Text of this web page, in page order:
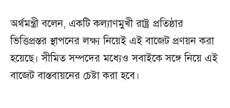
অর্থমন্ত্রী বলেন, একটি কল্যাণমুখী রাষ্ট্র প্রতিষ্ঠার
ভিত্তিপ্রস্তর স্থাপনের লক্ষ্য নিয়েই এই বাজেট প্রণয়ন করা
হয়েছে। সীমিত সম্পদের মধ্যেও সবাইকে সঙ্গে নিয়ে এই
বাজেট বাস্তবায়নের চেষ্টা করা হবে।